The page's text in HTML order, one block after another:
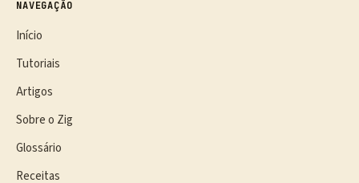
NAVEGAÇÃO
Início
Tutoriais
Artigos
Sobre o Zig
Glossário
Receitas